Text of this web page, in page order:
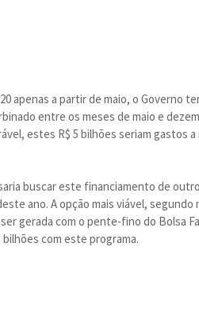
apenas a partir de maio, o Governo
entre os meses de maio e
estes R$ 5 bilhões seriam gastos
buscar este financiamento de
ano. A opção mais viável,
gerada com o pente-fino do Bolsa
com este programa.